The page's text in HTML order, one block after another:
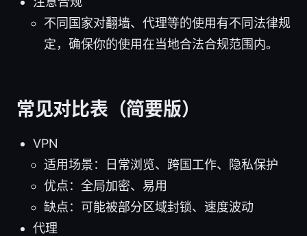
不同国家对翻墙、代理等的使用有不同法律规
定，确保你的使用在当地合法合规范围内。
常见对比表（简要版）
VPN
适用场景：日常浏览、跨国工作、隐私保护
优点：全局加密、易用
缺点：可能被部分区域封锁、速度波动
代理